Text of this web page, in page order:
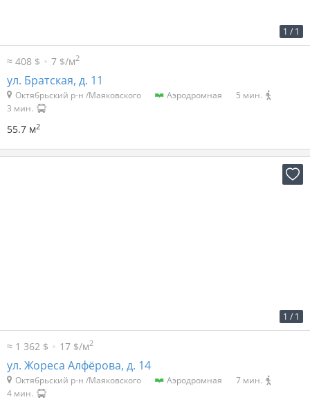
1 / 1
≈ 408 $ 7 $/м2
ул. Братская, д. 11
Октябрьский р-н /Маяковского Аэродромная
5 мин.
3 мин.
55.7 м2
1 / 1
≈ 1 362 $ 17 $/м2
ул. Жореса Алфёрова, д. 14
Октябрьский р-н /Маяковского Аэродромная
7 мин.
4 мин.